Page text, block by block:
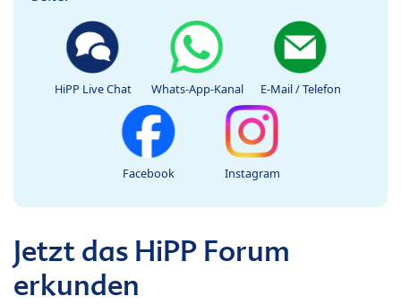
HiPP Live Chat Whats-App-Kanal E-Mail / Telefon
Facebook Instagram
Jetzt das HiPP Forum
erkunden